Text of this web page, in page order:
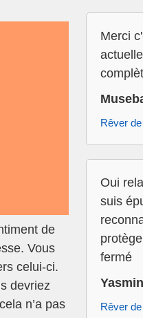
de
Vous
celui-ci.
devriez
n’a pas
Merci
Rêver
Oui
suis
fermé
Rêver